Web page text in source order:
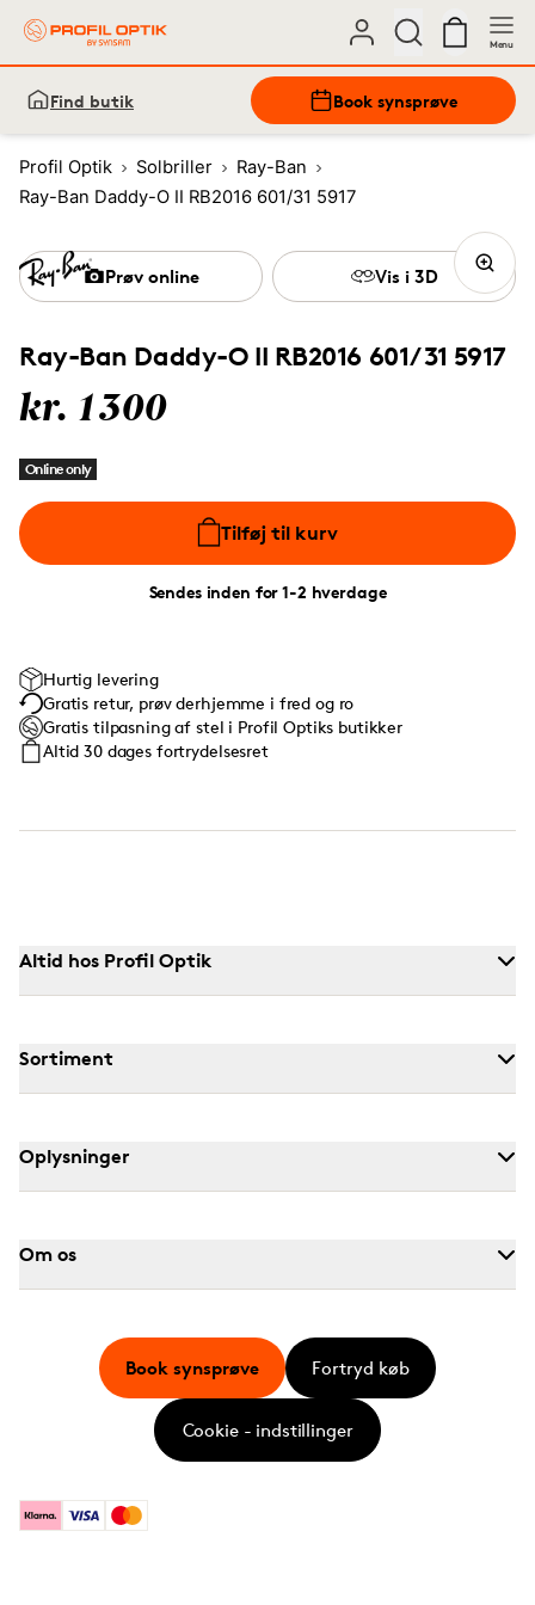
Menu
Find butik Book synsprøve
Profil Optik Solbriller
Ray-Ban
Ray-Ban Daddy-O II RB2016 601/31 5917
Ray-Ban Daddy-O II RB2016 601/31 5917
kr. 1300
Online only
Tilføj til kurv
Sendes inden for 1-2 hverdage
Prøv online Vis i 3D
Hurtig levering
Gratis retur, prøv derhjemme i fred og ro
Gratis tilpasning af stel i Profil Optiks butikker
Altid 30 dages fortrydelsesret
Altid hos Profil Optik
Sortiment
Oplysninger
Om os
KlarnaVisa Mastercard
Book synsprøve Fortryd køb
Cookie - indstillinger